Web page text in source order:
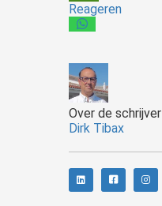
Reageren
Over de schrijver
Dirk Tibax